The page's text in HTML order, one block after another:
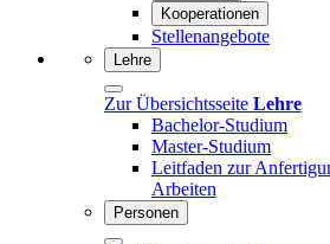
Kooperationen
Stellenangebote
Lehre
Zur Übersichtsseite Lehre
Bachelor-Studium
Master-Studium
Leitfaden zur
Arbeiten
Personen